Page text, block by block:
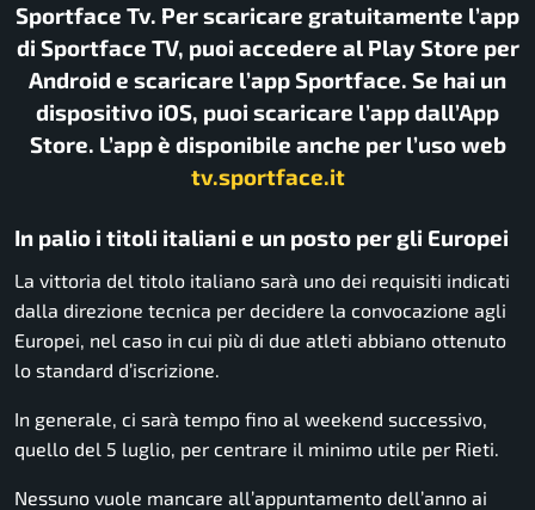
Sportface Tv. Per scaricare gratuitamente l’app
di Sportface TV, puoi accedere al Play Store per
Android e scaricare l’app Sportface. Se hai un
dispositivo iOS, puoi scaricare l’app dall’App
Store. L’app è disponibile anche per l’uso web
tv.sportface.it
In palio i titoli italiani e un posto per gli Europei
La vittoria del titolo italiano sarà uno dei requisiti indicati
dalla direzione tecnica per decidere la convocazione agli
Europei, nel caso in cui più di due atleti abbiano ottenuto
lo standard d’iscrizione.
In generale, ci sarà tempo fino al weekend successivo,
quello del 5 luglio, per centrare il minimo utile per Rieti.
Nessuno vuole mancare all’appuntamento dell’anno ai